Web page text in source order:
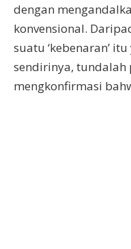
dengan
konvensional.
suatu ‘kebenaran’
sendirinya, tundalah
mengkonfirmasi